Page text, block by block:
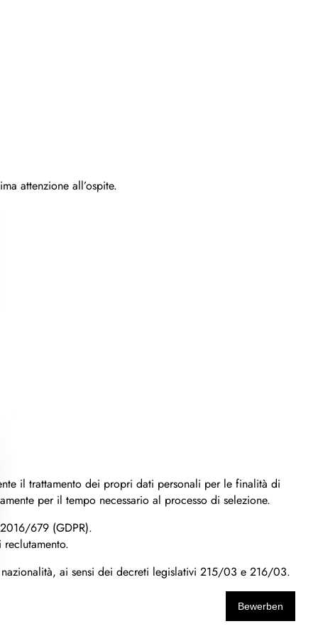
attenzione all’ospite.
il trattamento dei propri dati personali per le finalità di
per il tempo necessario al processo di selezione.
679 (GDPR).
ai sensi dei decreti legislativi 215/03 e 216/03.
Bewerben